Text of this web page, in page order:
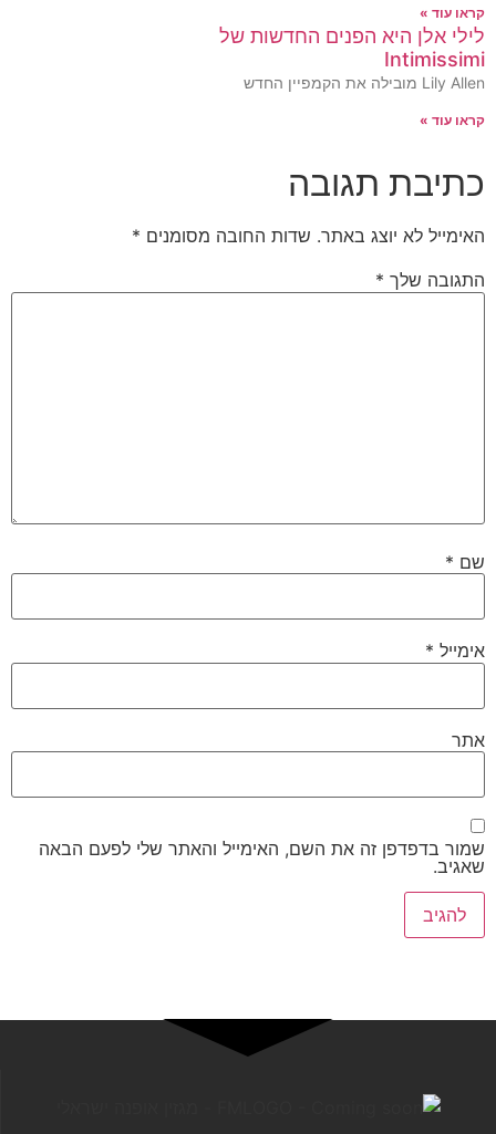
קראו עוד »
לילי אלן היא הפנים החדשות של
Intimissimi
Lily Allen מובילה את הקמפיין החדש
קראו עוד »
כתיבת תגובה
האימייל לא יוצג באתר. שדות החובה מסומנים *
התגובה שלך *
שם *
אימייל *
אתר
שמור בדפדפן זה את השם, האימייל והאתר שלי לפעם הבאה
שאגיב.